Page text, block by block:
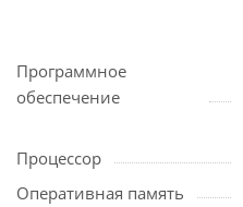
Программное
обеспечение
Процессор
Оперативная память